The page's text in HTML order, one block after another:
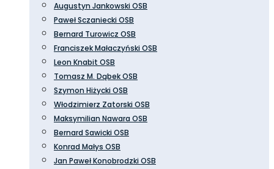
Augustyn Jankowski OSB
Paweł Sczaniecki OSB
Bernard Turowicz OSB
Franciszek Małaczyński OSB
Leon Knabit OSB
Tomasz M. Dąbek OSB
Szymon Hiżycki OSB
Włodzimierz Zatorski OSB
Maksymilian Nawara OSB
Bernard Sawicki OSB
Konrad Małys OSB
Jan Paweł Konobrodzki OSB